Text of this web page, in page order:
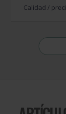
Calidad /